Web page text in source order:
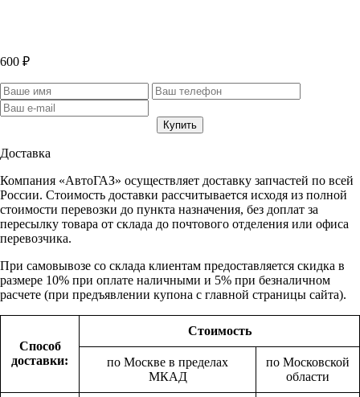
600 ₽
Доставка
Компания «АвтоГАЗ» осуществляет доставку запчастей по всей
России. Стоимость доставки рассчитывается исходя из полной
стоимости перевозки до пункта назначения, без доплат за
пересылку товара от склада до почтового отделения или офиса
перевозчика.
При самовывозе со склада клиентам предоставляется скидка в
размере 10% при оплате наличными и 5% при безналичном
расчете (при предъявлении купона с главной страницы сайта).
Способ
доставки:
Стоимость
по Москве в пределах
МКАД
по Московской
области